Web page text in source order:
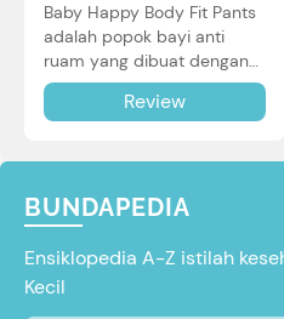
Baby Happy Body Fit Pants
adalah popok bayi anti
ruam yang dibuat dengan
teknologi Air Through
Technology.Review
BUNDAPEDIA
Ensiklopedia A-Z istilah
Kecil